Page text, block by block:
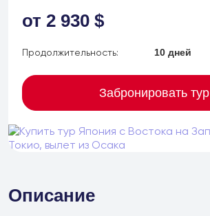
от 2 930 $
Продолжительность: 10 дней
Забронировать тур
Описание